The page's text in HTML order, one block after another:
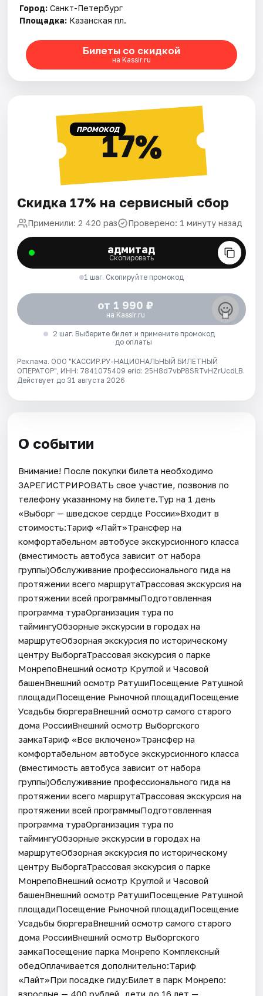
Город: Санкт-Петербург
Площадка: Казанская пл.
Билеты со скидкой
на Kassir.ru
ПРОМОКОД17%
Скидка 17% на сервисный сбор
Применили: 2 420 раз Проверено: 1 минуту назад
адмитад
Скопировать
1 шаг. Скопируйте промокод
от 1 990 ₽
на Kassir.ru
2 шаг. Выберите билет и примените промокод
до оплаты
Реклама. ООО "КАССИР.РУ-НАЦИОНАЛЬНЫЙ БИЛЕТНЫЙ
ОПЕРАТОР", ИНН: 7841075409 erid: 25H8d7vbP8SRTvHZrUcdLB.
Действует до 31 августа 2026
О событии
Внимание! После покупки билета необходимо
ЗАРЕГИСТРИРОВАТЬ свое участие, позвонив по
телефону указанному на билете.Тур на 1 день
«Выборг — шведское сердце России»Входит в
стоимость:Тариф «Лайт»Трансфер на
комфортабельном автобусе экскурсионного класса
(вместимость автобуса зависит от набора
группы)Обслуживание профессионального гида на
протяжении всего маршрутаТрассовая экскурсия на
протяжении всей программыПодготовленная
программа тураОрганизация тура по
таймингуОбзорные экскурсии в городах на
маршрутеОбзорная экскурсия по историческому
центру ВыборгаТрассовая экскурсия о парке
МонрепоВнешний осмотр Круглой и Часовой
башенВнешний осмотр РатушиПосещение Ратушной
площадиПосещение Рыночной площадиПосещение
Усадьбы бюргераВнешний осмотр самого старого
дома РоссииВнешний осмотр Выборгского
замкаТариф «Все включено»Трансфер на
комфортабельном автобусе экскурсионного класса
(вместимость автобуса зависит от набора
группы)Обслуживание профессионального гида на
протяжении всего маршрутаТрассовая экскурсия на
протяжении всей программыПодготовленная
программа тураОрганизация тура по
таймингуОбзорные экскурсии в городах на
маршрутеОбзорная экскурсия по историческому
центру ВыборгаТрассовая экскурсия о парке
МонрепоВнешний осмотр Круглой и Часовой
башенВнешний осмотр РатушиПосещение Ратушной
площадиПосещение Рыночной площадиПосещение
Усадьбы бюргераВнешний осмотр самого старого
дома РоссииВнешний осмотр Выборгского
замкаПосещение парка Монрепо Комплексный
обедОплачивается дополнительно:Тариф
«Лайт»При посадке гиду:Билет в парк Монрепо:
взрослые — 400 рублей, дети до 16 лет —